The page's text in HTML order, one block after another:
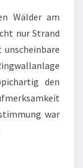
Wälder am
nur Strand
den
war